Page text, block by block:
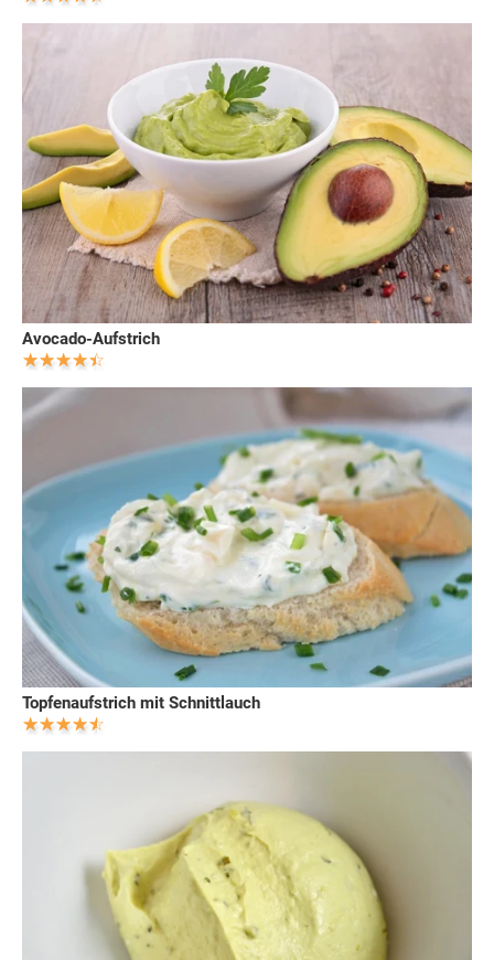
Avocado-Aufstrich
Topfenaufstrich mit Schnittlauch